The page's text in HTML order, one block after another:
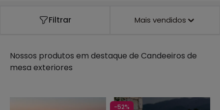
Filtrar Mais vendidos
Nossos produtos em destaque de Candeeiros de
mesa exteriores
-52%